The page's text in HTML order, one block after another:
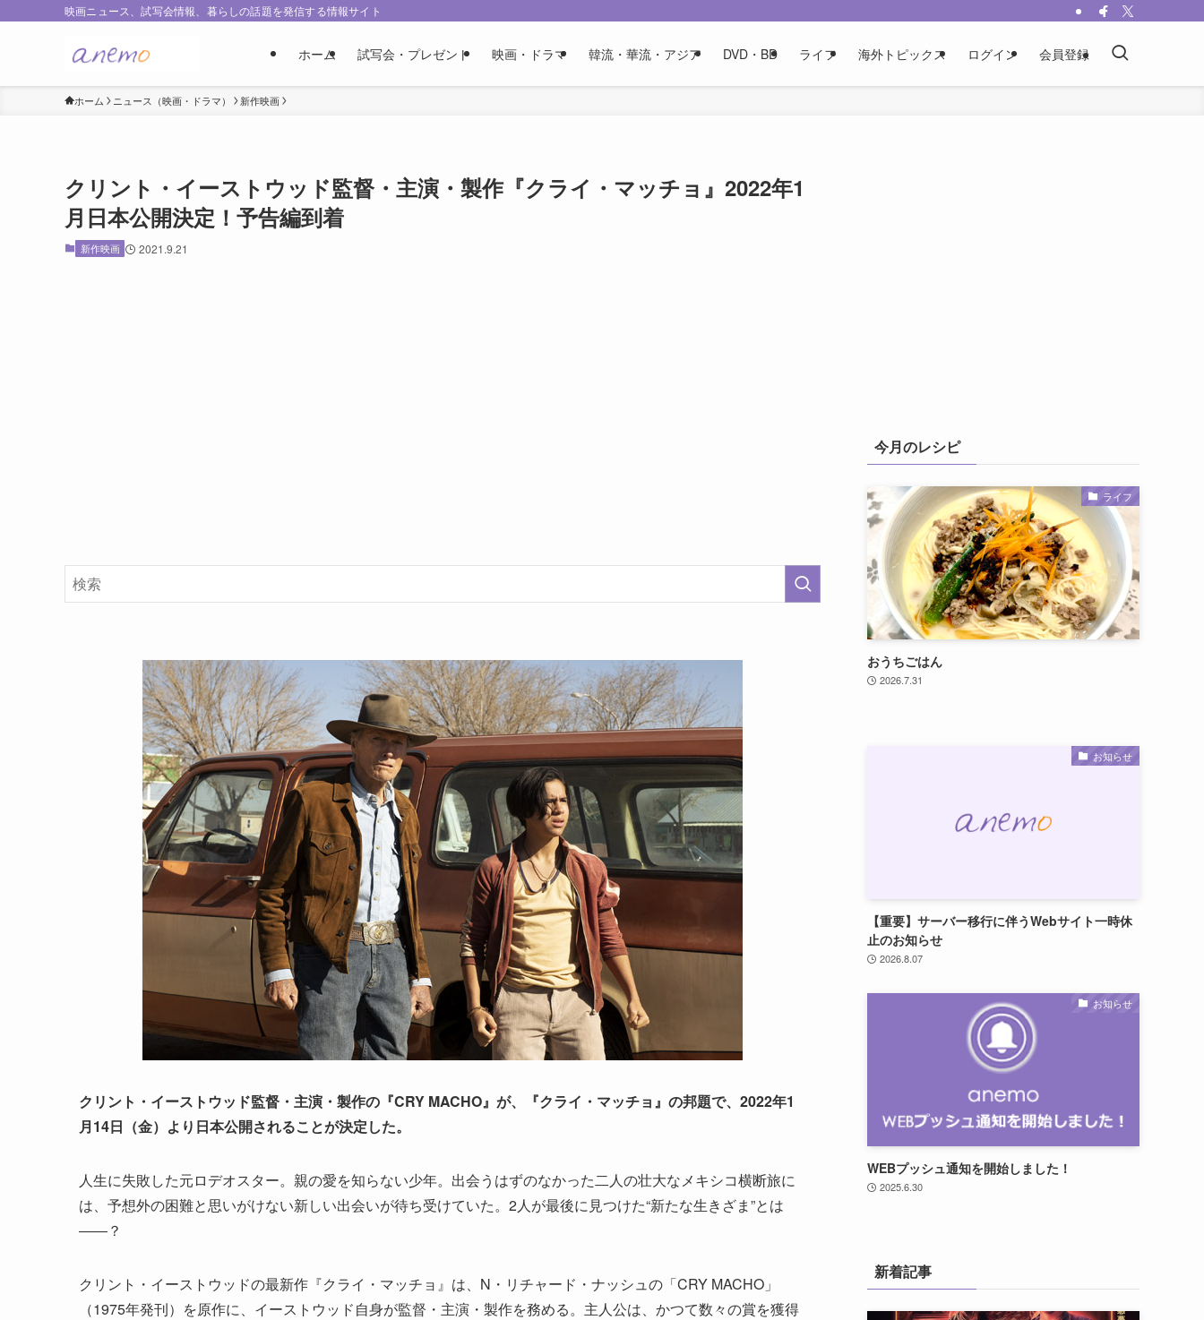
映画ニュース、試写会情報、暮らしの話題を発信する情報サイト
ホーム 試写会・プレゼント 映画・ドラマ 韓流・華流・アジア DVD・BD ライフ 海外トピックス ログイン 会員登録
ホーム ニュース（映画・ドラマ） 新作映画
クリント・イーストウッド監督・主演・製作『クライ・マッチョ』2022年1
月日本公開決定！予告編到着
新作映画 2021.9.21
クリント・イーストウッド監督・主演・製作の『CRY MACHO』が、『クライ・マッチョ』の邦題で、2022年1
月14日（金）より日本公開されることが決定した。
人生に失敗した元ロデオスター。親の愛を知らない少年。出会うはずのなかった二人の壮大なメキシコ横断旅に
は、予想外の困難と思いがけない新しい出会いが待ち受けていた。2人が最後に見つけた“新たな生きざま”とは
――？
クリント・イーストウッドの最新作『クライ・マッチョ』は、N・リチャード・ナッシュの「CRY MACHO」
（1975年発刊）を原作に、イーストウッド自身が監督・主演・製作を務める。主人公は、かつて数々の賞を獲得
今月のレシピ
ライフ
おうちごはん
2026.7.31
お知らせ
【重要】サーバー移行に伴うWebサイト一時休
止のお知らせ
2026.8.07
お知らせ
WEBプッシュ通知を開始しました！
2025.6.30
新着記事